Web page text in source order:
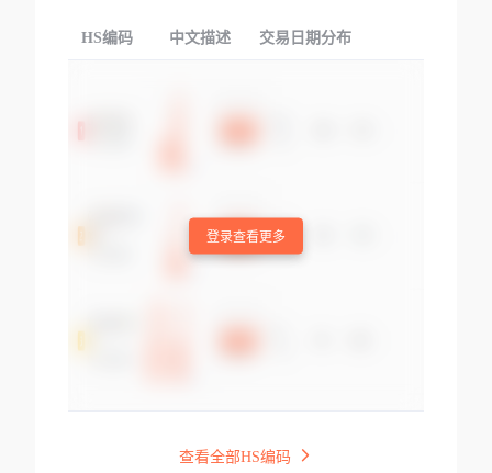
HS编码 中文描述 交易日期分布
登录查看更多
查看全部HS编码